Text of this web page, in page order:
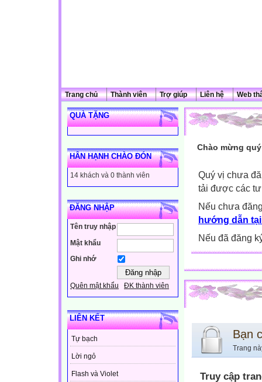
Trang chủ Thành viên Trợ giúp Liên hệ Web
QUÀ TẶNG
HÂN HẠNH CHÀO ĐÓN
14 khách và 0 thành viên
ĐĂNG NHẬP
Tên truy nhập
Mật khẩu
Ghi nhớ
Quên mật khẩu ĐK thành viên
LIÊN KẾT
Tự bạch
Lời ngỏ
Flash và Violet
Chào mừng
Quý vị chưa
tải được các
Nếu chưa
hướng dẫn
Nếu đã đăng
Bạn
Trang
Truy cập